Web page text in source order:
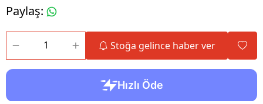
Paylaş:
Stoğa gelince haber ver